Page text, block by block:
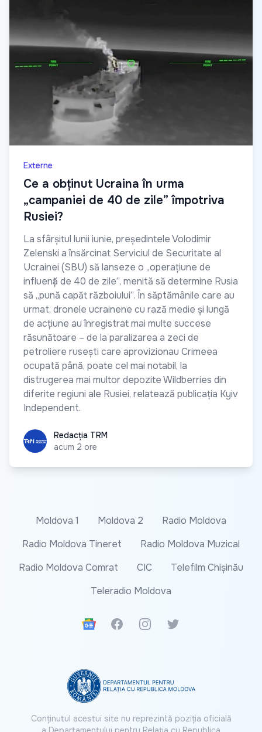
Externe
Ce a obținut Ucraina în urma
„campaniei de 40 de zile” împotriva
Rusiei?
La sfârșitul lunii iunie, președintele Volodimir
Zelenski a însărcinat Serviciul de Securitate al
Ucrainei (SBU) să lanseze o „operațiune de
influență de 40 de zile”, menită să determine Rusia
să „pună capăt războiului”. În săptămânile care au
urmat, dronele ucrainene cu rază medie și lungă
de acțiune au înregistrat mai multe succese
răsunătoare – de la paralizarea a zeci de
petroliere rusești care aprovizionau Crimeea
ocupată până, poate cel mai notabil, la
distrugerea mai multor depozite Wildberries din
diferite regiuni ale Rusiei, relatează publicația Kyiv
Independent.
Redacția TRM
Redacția TRM
acum 2 ore
Moldova 1 Moldova 2
Radio Moldova
Radio Moldova Tineret
Radio Moldova Muzical
Radio Moldova Comrat
CIC
Telefilm Chișinău
Teleradio Moldova
Google News
FacebookInstagramTwitter
Conținutul acestui site nu reprezintă poziția oficială